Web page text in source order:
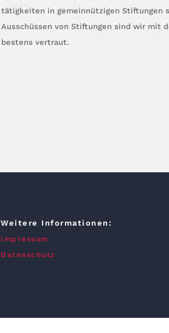
tä­tig­kei­ten in gemein­nüt­zi­gen Stif­tun­gen
Aus­schüs­sen von Stif­tun­gen sind wir mit
bes­tens vertraut.
Weitere Informationen:
Impressum
Datenschutz